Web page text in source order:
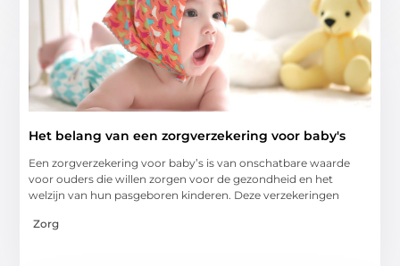
Het belang van een zorgverzekering voor baby's
Een zorgverzekering voor baby’s is van onschatbare waarde
voor ouders die willen zorgen voor de gezondheid en het
welzijn van hun pasgeboren kinderen. Deze verzekeringen
Zorg